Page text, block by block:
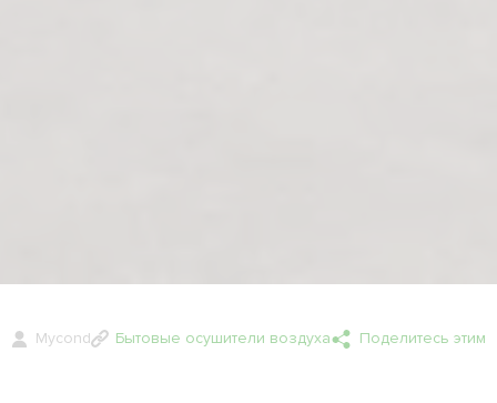
Mycond Бытовые осушители воздуха Поделитесь этим